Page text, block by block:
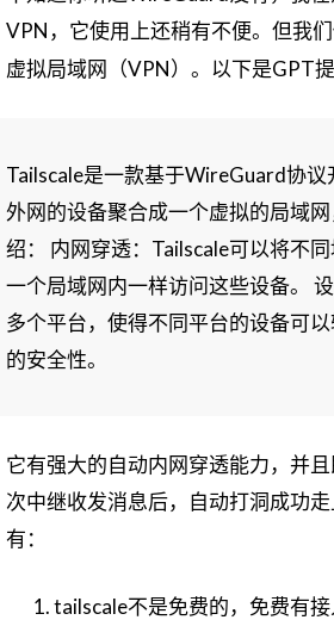
VPN，它使用上还稍有不便。但我
虚拟局域网（VPN）。以下是GPT提
Tailscale是一款基于WireGuard协
外网的设备聚合成一个虚拟的局域
绍： 内网穿透：Tailscale可以将不
一个局域网内一样访问这些设备。
多个平台，使得不同平台的设备可
的安全性。
它有强大的自动内网穿透能力，并
次中继收发消息后，自动打洞成功
有：
tailscale不是免费的，免费有